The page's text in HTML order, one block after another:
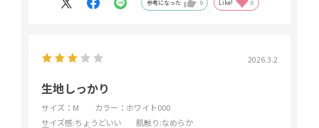
参考になった 0 Like! 0
2026.3.2
生地しっかり
サイズ：M
カラー：ホワイト000
サイズ感:ちょうどいい 肌触り:なめらか